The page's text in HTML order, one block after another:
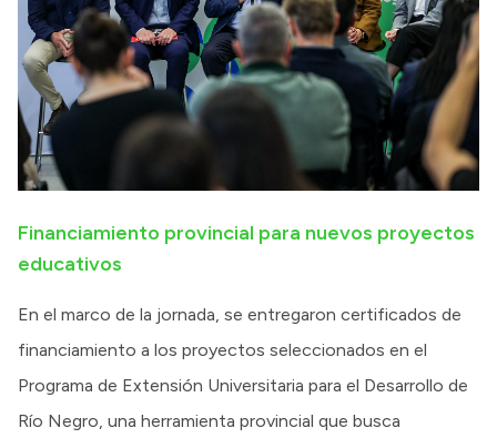
Financiamiento provincial para nuevos proyectos
educativos
En el marco de la jornada, se entregaron certificados de
financiamiento a los proyectos seleccionados en el
Programa de Extensión Universitaria para el Desarrollo de
Río Negro, una herramienta provincial que busca